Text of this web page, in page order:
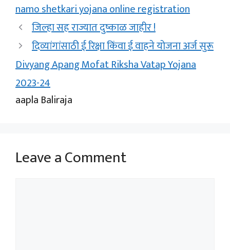
namo shetkari yojana online registration
जिल्हा सह राज्यात दुष्काळ जाहीर !
दिव्यांगांसाठी ई रिक्षा किंवा ई वाहने योजना अर्ज सुरू
Divyang Apang Mofat Riksha Vatap Yojana
2023-24
aapla Baliraja
Leave a Comment